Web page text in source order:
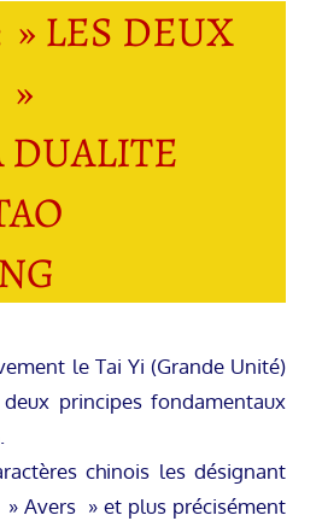
LES DEUX
DUALITE
le Tai Yi (Grande Unité)
principes fondamentaux
chinois les désignant
Avers » et plus précisément